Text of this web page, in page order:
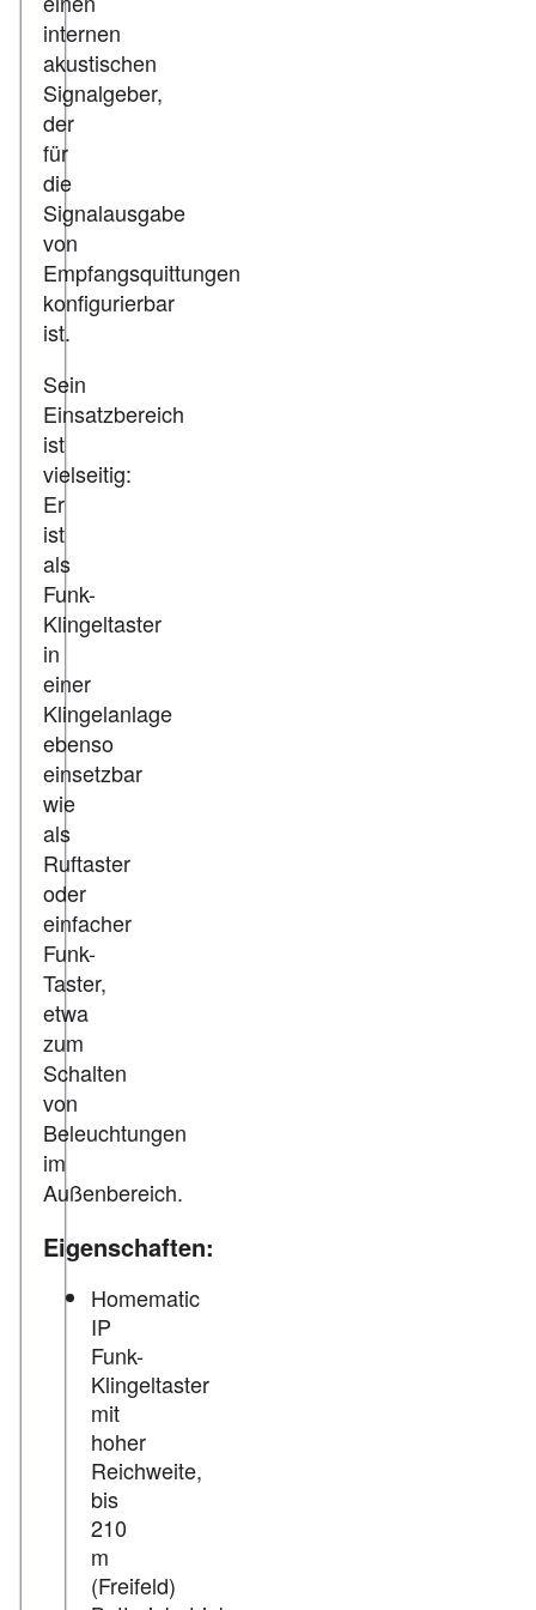
internen
akustischen
Signalgeber,
der
für
die
Signalausgabe
von
Empfangsquittungen
konfigurierbar
ist.
Sein
Einsatzbereich
ist
vielseitig:
Er
ist
als
Funk-
Klingeltaster
in
einer
Klingelanlage
ebenso
einsetzbar
wie
als
Ruftaster
oder
einfacher
Funk-
Taster,
etwa
zum
Schalten
von
Beleuchtungen
im
Außenbereich.
Eigenschaften:
Homematic
IP
Funk-
Klingeltaster
mit
hoher
Reichweite,
bis
210
m
(Freifeld)